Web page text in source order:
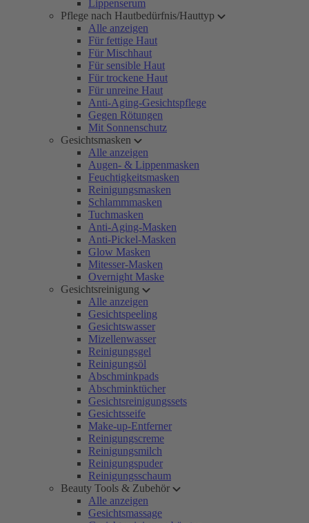
Lippenserum
Pflege nach Hautbedürfnis/Hauttyp
Alle anzeigen
Für fettige Haut
Für Mischhaut
Für sensible Haut
Für trockene Haut
Für unreine Haut
Anti-Aging-Gesichtspflege
Gegen Rötungen
Mit Sonnenschutz
Gesichtsmasken
Alle anzeigen
Augen- & Lippenmasken
Feuchtigkeitsmasken
Reinigungsmasken
Schlammmasken
Tuchmasken
Anti-Aging-Masken
Anti-Pickel-Masken
Glow Masken
Mitesser-Masken
Overnight Maske
Gesichtsreinigung
Alle anzeigen
Gesichtspeeling
Gesichtswasser
Mizellenwasser
Reinigungsgel
Reinigungsöl
Abschminkpads
Abschminktücher
Gesichtsreinigungssets
Gesichtsseife
Make-up-Entferner
Reinigungscreme
Reinigungsmilch
Reinigungspuder
Reinigungsschaum
Beauty Tools & Zubehör
Alle anzeigen
Gesichtsmassage